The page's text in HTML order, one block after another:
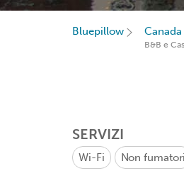
Bluepillow Canada
B&B e
SERVIZI
Wi-Fi Non fumatori